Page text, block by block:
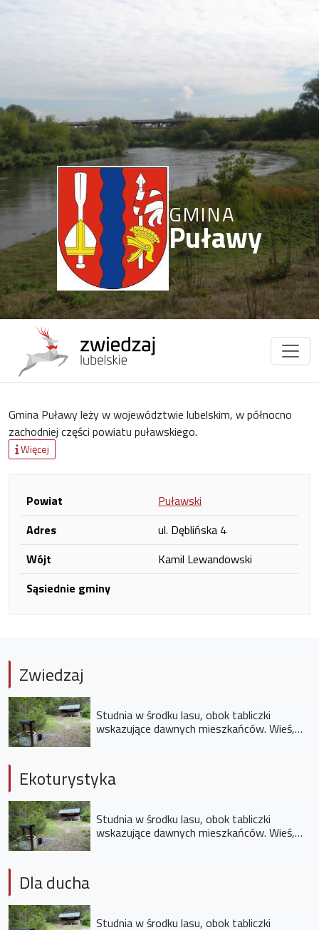
GMINA
Puławy
Gmina Puławy leży w województwie lubelskim, w północno
zachodniej części powiatu puławskiego.
Więcej
Powiat
Puławski
Adres
ul. Dęblińska 4
Wójt
Kamil Lewandowski
Sąsiednie gminy
Zwiedzaj
Studnia w środku lasu, obok tabliczki
wskazujące dawnych mieszkańców. Wieś,
Ekoturystyka
Studnia w środku lasu, obok tabliczki
wskazujące dawnych mieszkańców. Wieś,
Dla ducha
Studnia w środku lasu, obok tabliczki